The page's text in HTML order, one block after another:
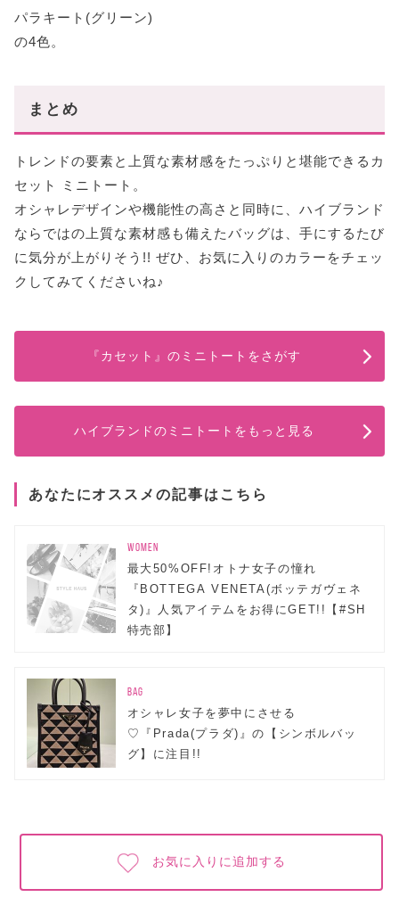
パラキート(グリーン)
の4色。
まとめ
トレンドの要素と上質な素材感をたっぷりと堪能できるカ
セット ミニトート。
オシャレデザインや機能性の高さと同時に、ハイブランド
ならではの上質な素材感も備えたバッグは、手にするたび
に気分が上がりそう!! ぜひ、お気に入りのカラーをチェッ
クしてみてくださいね♪
『カセット』のミニトートをさがす
ハイブランドのミニトートをもっと見る
あなたにオススメの記事はこちら
WOMEN
最大50%OFF!オトナ女子の憧れ
『BOTTEGA VENETA(ボッテガヴェネ
タ)』人気アイテムをお得にGET!!【#SH
特売部】
BAG
オシャレ女子を夢中にさせる
♡『Prada(プラダ)』の【シンボルバッ
グ】に注目!!
お気に入りに追加する